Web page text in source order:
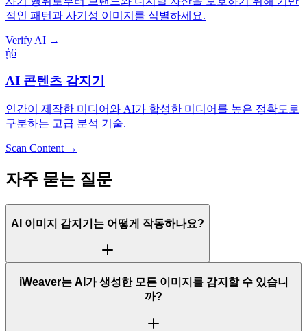
적인 패턴과 사기성 이미지를 식별하세요.
Verify AI →
ᾑ6
AI 콘텐츠 감지기
인간이 제작한 미디어와 AI가 합성한 미디어를 높은 정확도로
구분하는 고급 분석 기술.
Scan Content →
자주 묻는 질문
AI 이미지 감지기는 어떻게 작동하나요?
iWeaver는 AI가 생성한 모든 이미지를 감지할 수 있습니
까?